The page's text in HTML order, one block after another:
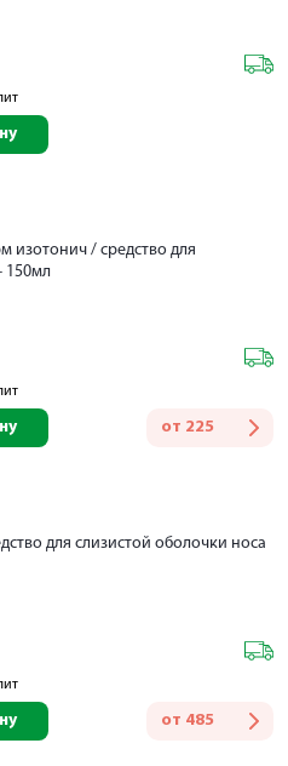
изотонич / средство для
150мл
от 225
для слизистой оболочки носа
от 485